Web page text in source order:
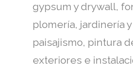
gypsum y drywall,
plomería, jardinería y
paisajismo, pintura
exteriores e